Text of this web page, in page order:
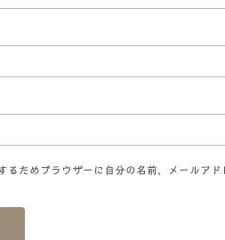
るためブラウザーに自分の名前、メールアド